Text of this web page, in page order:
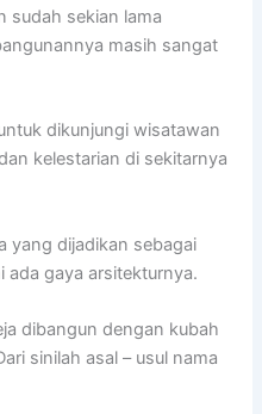
sudah sekian lama
masih sangat
dikunjungi wisatawan
kelestarian di sekitarnya
yang dijadikan sebagai
ada gaya arsitekturnya.
dibangun dengan kubah
sinilah asal – usul nama